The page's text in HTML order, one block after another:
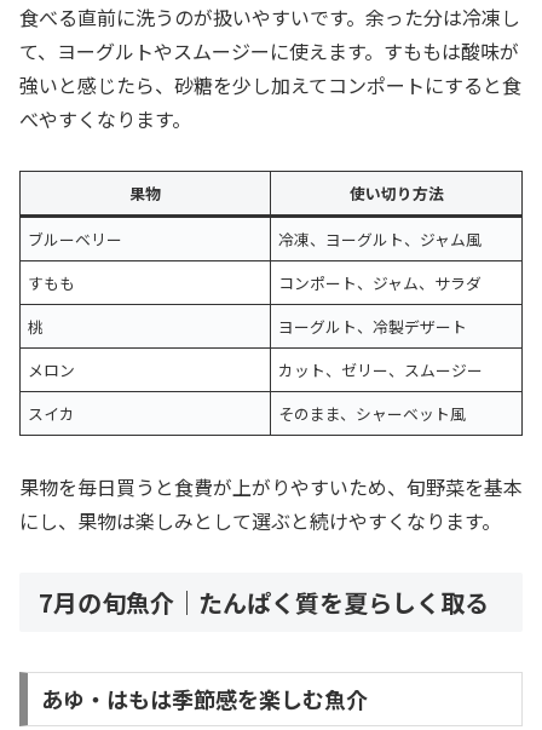
食べる直前に洗うのが扱いやすいです。余った分は冷凍し
て、ヨーグルトやスムージーに使えます。すももは酸味が
強いと感じたら、砂糖を少し加えてコンポートにすると食
べやすくなります。
果物
使い切り方法
ブルーベリー
冷凍、ヨーグルト、ジャム風
すもも
コンポート、ジャム、サラダ
桃
ヨーグルト、冷製デザート
メロン
カット、ゼリー、スムージー
スイカ
そのまま、シャーベット風
果物を毎日買うと食費が上がりやすいため、旬野菜を基本
にし、果物は楽しみとして選ぶと続けやすくなります。
7月の旬魚介｜たんぱく質を夏らしく取る
あゆ・はもは季節感を楽しむ魚介